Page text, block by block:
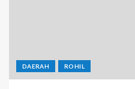
DAERAH ROHIL